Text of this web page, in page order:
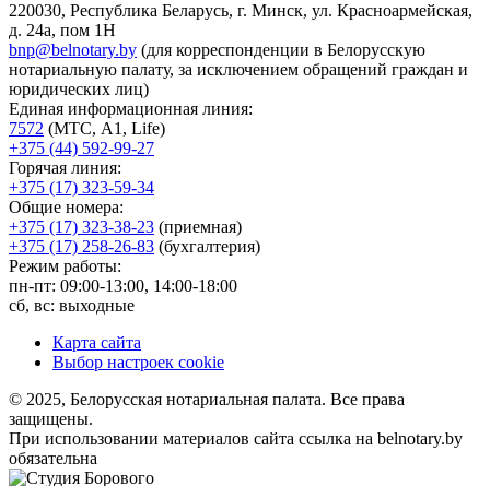
220030, Республика Беларусь, г. Минск, ул. Красноармейская,
д. 24а, пом 1Н
bnp@belnotary.by (для корреспонденции в Белорусскую
нотариальную палату, за исключением обращений граждан и
юридических лиц)
Единая информационная линия:
7572 (МТС, A1, Life)
+375 (44) 592-99-27
Горячая линия:
+375 (17) 323-59-34
Общие номера:
+375 (17) 323-38-23 (приемная)
+375 (17) 258-26-83 (бухгалтерия)
Режим работы:
пн-пт: 09:00-13:00, 14:00-18:00
сб, вс: выходные
Карта сайта
Выбор настроек cookie
© 2025, Белорусская нотариальная палата. Все права
защищены.
При использовании материалов сайта ссылка на belnotary.by
обязательна